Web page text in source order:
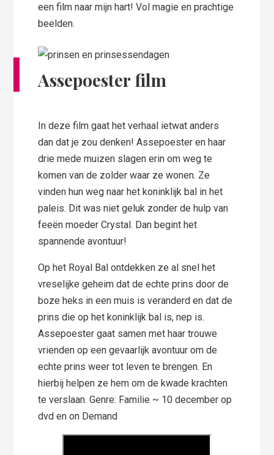
een film naar mijn hart! Vol magie en prachtige
beelden.
Assepoester film
In deze film gaat het verhaal ietwat anders
dan dat je zou denken! Assepoester en haar
drie mede muizen slagen erin om weg te
komen van de zolder waar ze wonen. Ze
vinden hun weg naar het koninklijk bal in het
paleis. Dit was niet geluk zonder de hulp van
feeën moeder Crystal. Dan begint het
spannende avontuur!
Op het Royal Bal ontdekken ze al snel het
vreselijke geheim dat de echte prins door de
boze heks in een muis is veranderd en dat de
prins die op het koninklijk bal is, nep is.
Assepoester gaat samen met haar trouwe
vrienden op een gevaarlijk avontuur om de
echte prins weer tot leven te brengen. En
hierbij helpen ze hem om de kwade krachten
te verslaan. Genre: Familie ~ 10 december op
dvd en on Demand